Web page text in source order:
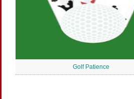
Golf Patience